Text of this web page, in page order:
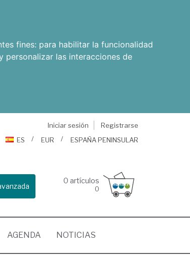
fines: para habilitar la funcionalidad
personalizar las interacciones de
Iniciar sesión
Registrarse
ES
EUR ESPAÑA PENINSULAR
0 artículos
0
AGENDA NOTICIAS